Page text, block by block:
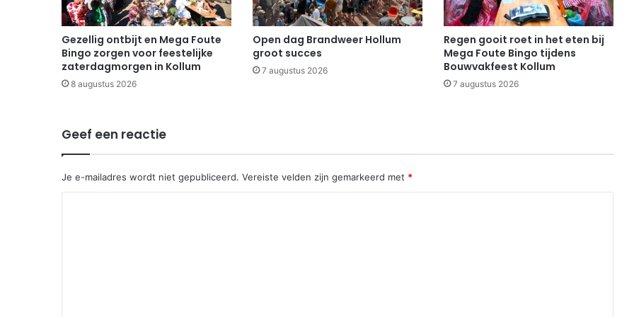
Gezellig ontbijt en Mega Foute
Bingo zorgen voor feestelijke
zaterdagmorgen in Kollum
8 augustus 2026
Open dag Brandweer Hollum
groot succes
7 augustus 2026
Regen gooit roet in het eten bij
Mega Foute Bingo tijdens
Bouwvakfeest Kollum
7 augustus 2026
Geef een reactie
Je e-mailadres wordt niet gepubliceerd. Vereiste velden zijn gemarkeerd met *